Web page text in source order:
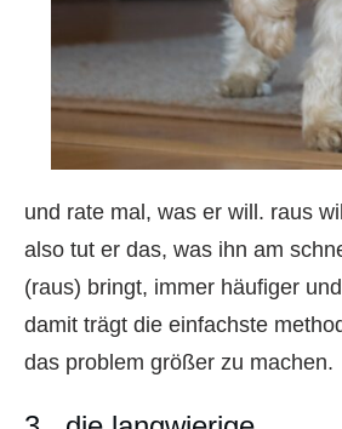
und rate mal, was er will. raus
also tut er das, was ihn am
(raus) bringt, immer häufiger
damit trägt die einfachste
das problem größer zu machen.